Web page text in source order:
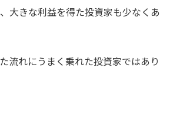
大きな利益を得た投資家も少なくあ
流れにうまく乗れた投資家ではあり